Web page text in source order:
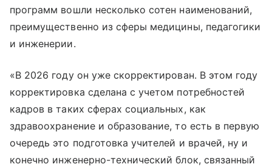
программ вошли несколько сотен наименований,
преимущественно из сферы медицины, педагогики
и инженерии.
«В 2026 году он уже скорректирован. В этом году
корректировка сделана с учетом потребностей
кадров в таких сферах социальных, как
здравоохранение и образование, то есть в первую
очередь это подготовка учителей и врачей, ну и
конечно инженерно-технический блок, связанный